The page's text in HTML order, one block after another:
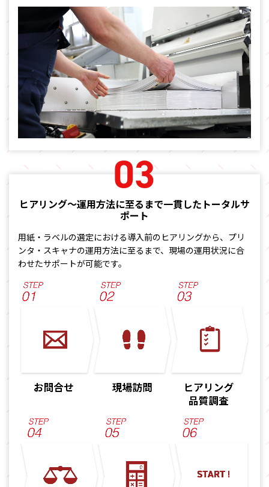
03
ヒアリング～運用方法に至るまで一貫したトータルサ
ポート
用紙・ラベルの選定における導入前のヒアリングから、 プリ
ンタ・スキャナの運用方法に至るまで、現場の運用状況に合
わせたサポートが可能です。